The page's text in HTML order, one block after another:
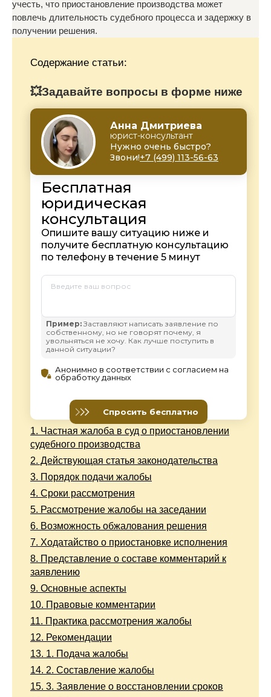
учесть, что приостановление производства может
повлечь длительность судебного процесса и задержку в
получении решения.
Содержание статьи:
💥Задавайте вопросы в форме ниже
1. Частная жалоба в суд о приостановлении
судебного производства
2. Действующая статья законодательства
3. Порядок подачи жалобы
4. Сроки рассмотрения
5. Рассмотрение жалобы на заседании
6. Возможность обжалования решения
7. Ходатайство о приостановке исполнения
8. Представление о составе комментарий к
заявлению
9. Основные аспекты
10. Правовые комментарии
11. Практика рассмотрения жалобы
12. Рекомендации
13. 1. Подача жалобы
14. 2. Составление жалобы
15. 3. Заявление о восстановлении сроков